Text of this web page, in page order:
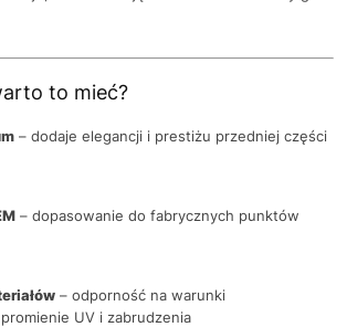
to mieć?
– dodaje elegancji i prestiżu przedniej części
– dopasowanie do fabrycznych punktów
– odporność na warunki
UV i zabrudzenia